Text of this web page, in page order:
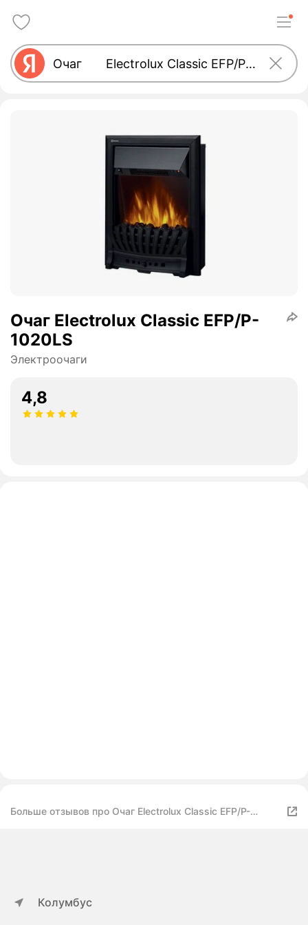
Очаг Electrolux Classic EFP/P-
1020LS
Электроочаги
4,8
Больше отзывов про Очаг Electrolux Classic EFP/P-
Колумбус